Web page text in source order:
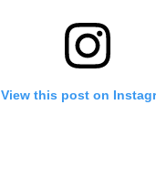
View this post on